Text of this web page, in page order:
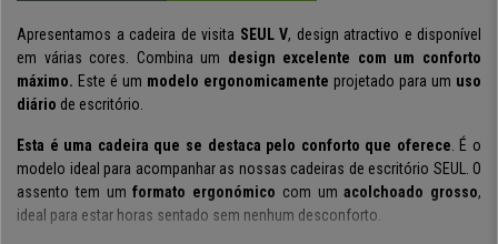
Apresentamos a cadeira de visita SEUL V, design atractivo e disponível
em várias cores. Combina um design excelente com um conforto
máximo. Este é um modelo ergonomicamente projetado para um uso
diário de escritório.
Esta é uma cadeira que se destaca pelo conforto que oferece . É o
modelo ideal para acompanhar as nossas cadeiras de escritório SEUL. O
assento tem umformato ergonómico com umacolchoado grosso,
ideal para estar horas sentado sem nenhum desconforto.